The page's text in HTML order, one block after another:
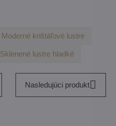
Moderné krištáľové lustre
Sklenené lustre hladké
Nasledujúci produkt